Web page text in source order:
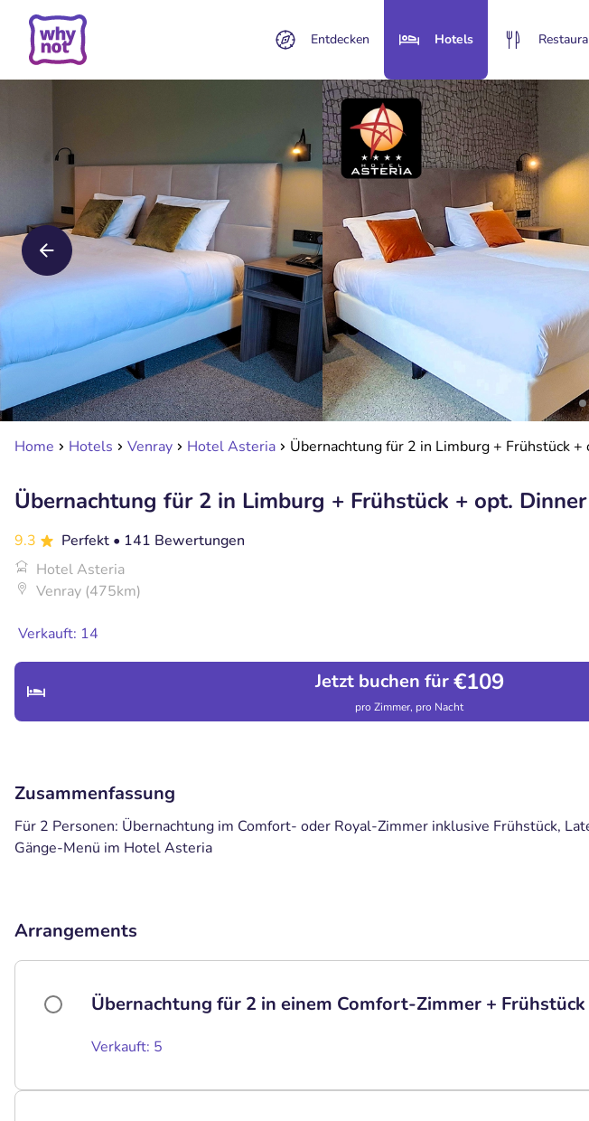
Entdecken Hotels
Home Hotels Venray Hotel Asteria Übernachtung für 2 in Limburg + Frühstück +
Übernachtung für 2 in Limburg + Frühstück + opt. Dinner
9.3 Perfekt • 141 Bewertungen
Hotel Asteria
Venray (475km)
Verkauft: 14
Jetzt buchen für€109
pro Zimmer, pro Nacht
Zusammenfassung
Für 2 Personen: Übernachtung im Comfort- oder Royal-Zimmer inklusive Frühstück,
Gänge-Menü im Hotel Asteria
Arrangements
Übernachtung für 2 in einem Comfort-Zimmer + Frühstück
Verkauft: 5